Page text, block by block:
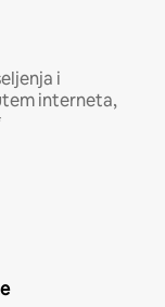
i
interneta,